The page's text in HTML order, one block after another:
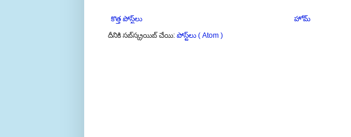
కొత్త పోస్ట్‌లు
హోమ్
దీనికి సబ్‌స్క్రయిబ్ చేయి: పోస్ట్‌లు ( Atom )